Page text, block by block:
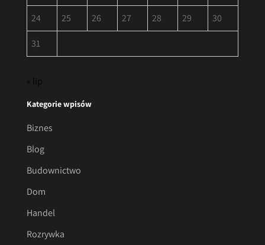
24 25 26 27 28 29 30
31
« lip
Kategorie wpisów
Biznes
Blog
Budownictwo
Dom
Handel
Rozrywka